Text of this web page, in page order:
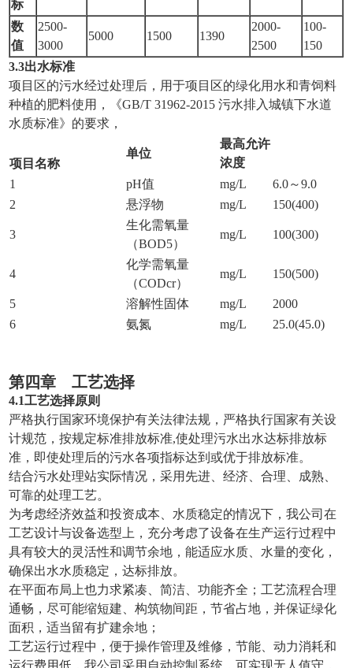
标
数
值
2500-
3000
5000 1500 1390
2000-
2500
100-
150
3.3出水标准
项目区的污水经过处理后，用于项目区的绿化用水和青饲料
种植的肥料使用，《GB/T 31962-2015 污水排入城镇下水道
水质标准》的要求，
单位
最高允许
浓度
项目名称
1
pH值 mg/L
6.0～9.0
2
悬浮物 mg/L 150(400)
3
生化需氧量
（BOD5）
mg/L 100(300)
4
化学需氧量
（CODcr）
mg/L 150(500)
5 溶解性固体 mg/L
2000
6
氨氮 mg/L 25.0(45.0)
第四章 工艺选择
4.1工艺选择原则
严格执行国家环境保护有关法律法规，严格执行国家有关设
计规范，按规定标准排放标准,使处理污水出水达标排放标
准，即使处理后的污水各项指标达到或优于排放标准。
结合污水处理站实际情况，采用先进、经济、合理、成熟、
可靠的处理工艺。
为考虑经济效益和投资成本、水质稳定的情况下，我公司在
工艺设计与设备选型上，充分考虑了设备在生产运行过程中
具有较大的灵活性和调节余地，能适应水质、水量的变化，
确保出水水质稳定，达标排放。
在平面布局上也力求紧凑、简洁、功能齐全；工艺流程合理
通畅，尽可能缩短建、构筑物间距，节省占地，并保证绿化
面积，适当留有扩建余地；
工艺运行过程中，便于操作管理及维修，节能、动力消耗和